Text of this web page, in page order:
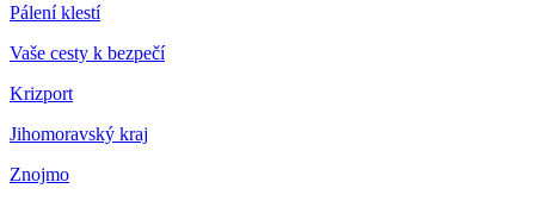
Pálení klestí
Vaše cesty k bezpečí
Krizport
Jihomoravský kraj
Znojmo